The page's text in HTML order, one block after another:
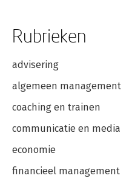
Rubrieken
advisering
algemeen management
coaching en trainen
communicatie en media
economie
financieel management